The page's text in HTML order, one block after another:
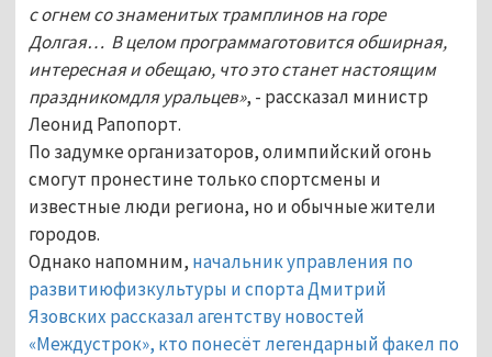
с огнем со знаменитых трамплинов на горе
Долгая… В целом программаготовится обширная,
интересная и обещаю, что это станет настоящим
праздникомдля уральцев», - рассказал министр
Леонид Рапопорт.
По задумке организаторов, олимпийский огонь
смогут пронестине только спортсмены и
известные люди региона, но и обычные жители
городов.
Однако напомним, начальник управления по
развитиюфизкультуры и спорта Дмитрий
Язовских рассказал агентству новостей
«Междустрок», кто понесёт легендарный факел по